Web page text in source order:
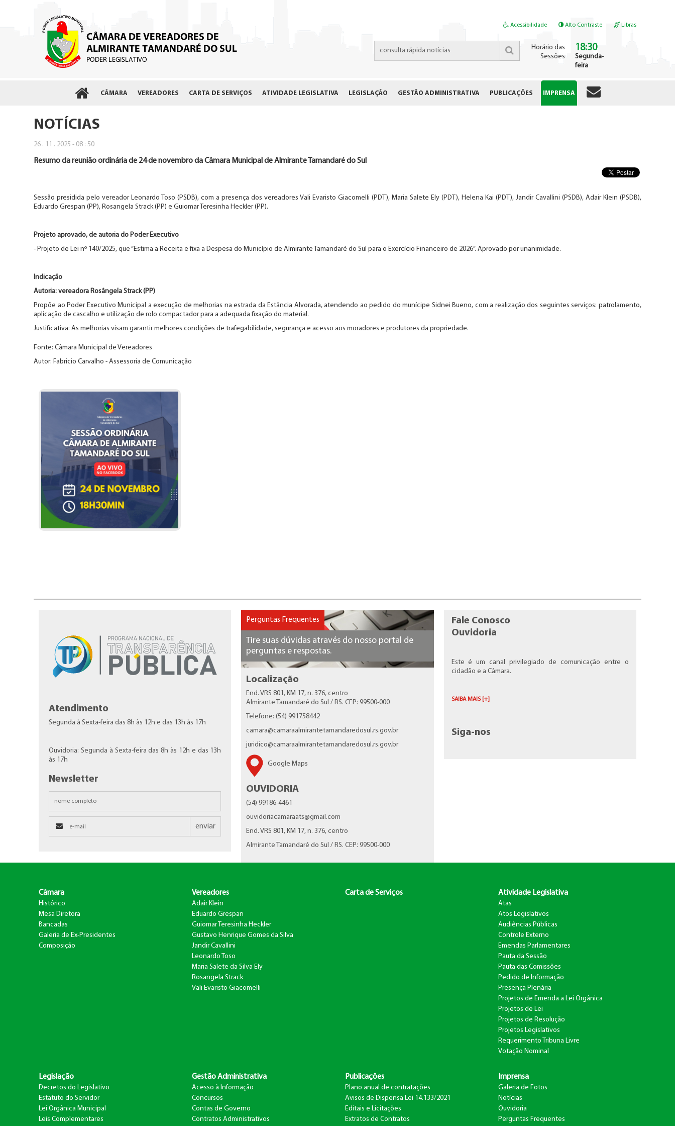
Acessibilidade Alto Contraste Libras
Horário das
Sessões
18:30
Segunda-
feira
CÂMARA VEREADORES CARTA DE SERVIÇOS ATIVIDADE LEGISLATIVA LEGISLAÇÃO GESTÃO ADMINISTRATIVA PUBLICAÇÕES IMPRENSA
NOTÍCIAS
26 . 11 . 2025 - 08 : 50
Resumo da reunião ordinária de 24 de novembro da Câmara Municipal de Almirante Tamandaré do Sul
Sessão presidida pelo vereador Leonardo Toso (PSDB), com a presença dos vereadores Vali Evaristo Giacomelli (PDT), Maria Salete Ely (PDT), Helena Kai (PDT), Jandir Cavallini (PSDB), Adair Klein (PSDB),
Eduardo Grespan (PP), Rosangela Strack (PP) e Guiomar Teresinha Heckler (PP).
Projeto aprovado, de autoria do Poder Executivo
- Projeto de Lei nº 140/2025, que “Estima a Receita e fixa a Despesa do Município de Almirante Tamandaré do Sul para o Exercício Financeiro de 2026”. Aprovado por unanimidade.
Indicação
Autoria: vereadora Rosângela Strack (PP)
Propõe ao Poder Executivo Municipal a execução de melhorias na estrada da Estância Alvorada, atendendo ao pedido do munícipe Sidnei Bueno, com a realização dos seguintes serviços: patrolamento,
aplicação de cascalho e utilização de rolo compactador para a adequada fixação do material.
Justificativa: As melhorias visam garantir melhores condições de trafegabilidade, segurança e acesso aos moradores e produtores da propriedade.
Fonte: Câmara Municipal de Vereadores
Autor: Fabricio Carvalho - Assessoria de Comunicação
Atendimento
Segunda à Sexta-feira das 8h às 12h e das 13h às 17h
Ouvidoria: Segunda à Sexta-feira das 8h às 12h e das 13h
às 17h
Newsletter
enviar
Perguntas Frequentes
Tire suas dúvidas através do nosso portal de
perguntas e respostas.
Localização
End. VRS 801, KM 17, n. 376, centro
Almirante Tamandaré do Sul / RS. CEP: 99500-000
Telefone: (54) 991758442
camara@camaraalmirantetamandaredosul.rs.gov.br
juridico@camaraalmirantetamandaredosul.rs.gov.br
Google Maps
OUVIDORIA
(54) 99186-4461
ouvidoriacamaraats@gmail.com
End. VRS 801, KM 17, n. 376, centro
Almirante Tamandaré do Sul / RS. CEP: 99500-000
Fale Conosco
Ouvidoria
Este é um canal privilegiado de comunicação entre o
cidadão e a Câmara.
SAIBA MAIS [+]
Siga-nos
Câmara
Histórico
Mesa Diretora
Bancadas
Galeria de Ex-Presidentes
Composição
Vereadores
Adair Klein
Eduardo Grespan
Guiomar Teresinha Heckler
Gustavo Henrique Gomes da Silva
Jandir Cavallini
Leonardo Toso
Maria Salete da Silva Ely
Rosangela Strack
Vali Evaristo Giacomelli
Carta de Serviços Atividade Legislativa
Atas
Atos Legislativos
Audiências Públicas
Controle Externo
Emendas Parlamentares
Pauta da Sessão
Pauta das Comissões
Pedido de Informação
Presença Plenária
Projetos de Emenda a Lei Orgânica
Projetos de Lei
Projetos de Resolução
Projetos Legislativos
Requerimento Tribuna Livre
Votação Nominal
Legislação
Decretos do Legislativo
Estatuto do Servidor
Lei Orgânica Municipal
Leis Complementares
Gestão Administrativa
Acesso à Informação
Concursos
Contas de Governo
Contratos Administrativos
Publicações
Plano anual de contratações
Avisos de Dispensa Lei 14.133/2021
Editais e Licitações
Extratos de Contratos
Imprensa
Galeria de Fotos
Notícias
Ouvidoria
Perguntas Frequentes